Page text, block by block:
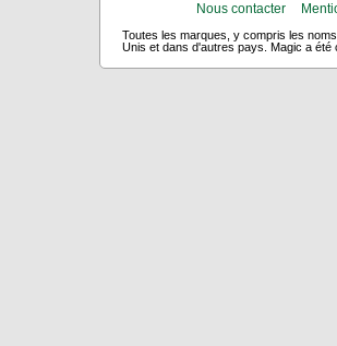
Nous contacter
Toutes les marques, y compris les
Unis et dans d'autres pays. Magic a été